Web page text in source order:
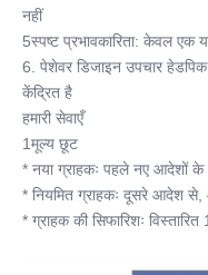
नहीं
5स्पष्ट प्रभावकारिता: केवल एक
6. पेशेवर डिजाइन उपचार
केंद्रित है
हमारी सेवाएँ
1मूल्य छूट
* नया ग्राहकः पहले नए आदेशों के
* नियमित ग्राहकः दूसरे आदेश
* ग्राहक की सिफारिशः